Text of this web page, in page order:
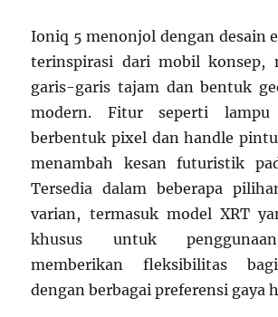
Ioniq 5 menonjol dengan desain
terinspirasi dari mobil konsep,
garis-garis tajam dan bentuk
modern. Fitur seperti lampu
berbentuk pixel dan handle
menambah kesan futuristik
Tersedia dalam beberapa
varian, termasuk model XRT
khusus untuk
memberikan fleksibilitas
dengan berbagai preferensi gaya